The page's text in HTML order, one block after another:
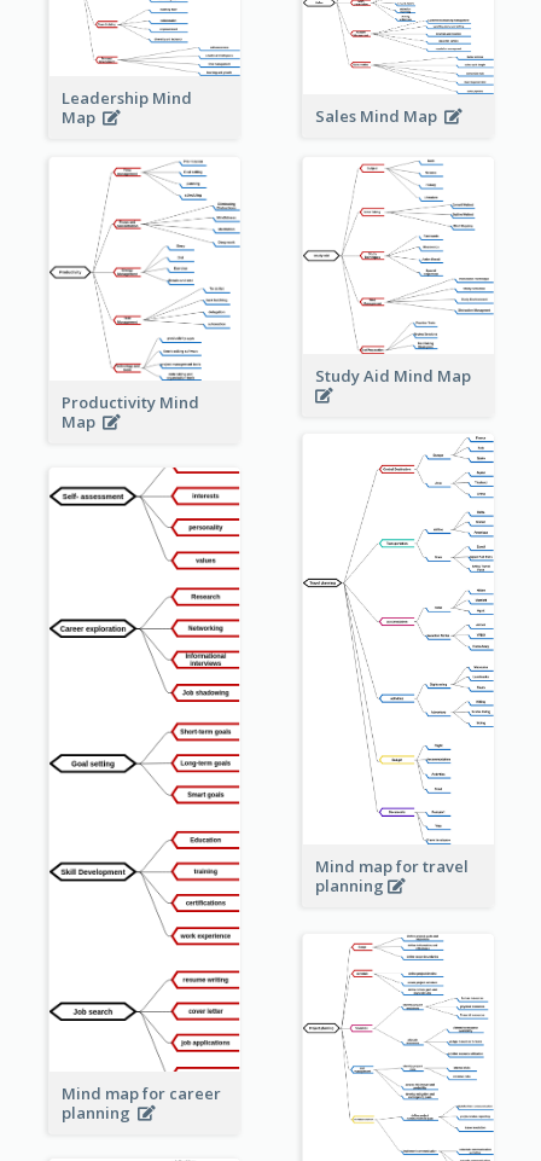
Leadership Mind
Map
Sales Mind Map
Productivity Mind
Map
Study Aid Mind Map
Mind map for travel
planning
Mind map for career
planning